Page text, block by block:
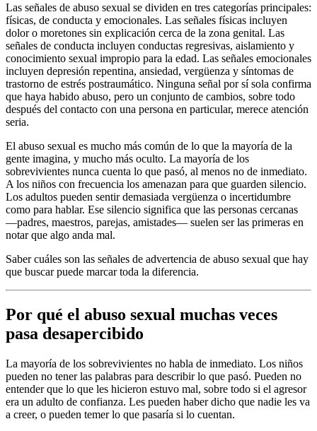
Las señales de abuso sexual se dividen en tres categorías principales:
físicas, de conducta y emocionales. Las señales físicas incluyen
dolor o moretones sin explicación cerca de la zona genital. Las
señales de conducta incluyen conductas regresivas, aislamiento y
conocimiento sexual impropio para la edad. Las señales emocionales
incluyen depresión repentina, ansiedad, vergüenza y síntomas de
trastorno de estrés postraumático. Ninguna señal por sí sola confirma
que haya habido abuso, pero un conjunto de cambios, sobre todo
después del contacto con una persona en particular, merece atención
seria.
El abuso sexual es mucho más común de lo que la mayoría de la
gente imagina, y mucho más oculto. La mayoría de los
sobrevivientes nunca cuenta lo que pasó, al menos no de inmediato.
A los niños con frecuencia los amenazan para que guarden silencio.
Los adultos pueden sentir demasiada vergüenza o incertidumbre
como para hablar. Ese silencio significa que las personas cercanas
—padres, maestros, parejas, amistades— suelen ser las primeras en
notar que algo anda mal.
Saber cuáles son las señales de advertencia de abuso sexual que hay
que buscar puede marcar toda la diferencia.
Por qué el abuso sexual muchas veces
pasa desapercibido
La mayoría de los sobrevivientes no habla de inmediato. Los niños
pueden no tener las palabras para describir lo que pasó. Pueden no
entender que lo que les hicieron estuvo mal, sobre todo si el agresor
era un adulto de confianza. Les pueden haber dicho que nadie les va
a creer, o pueden temer lo que pasaría si lo cuentan.